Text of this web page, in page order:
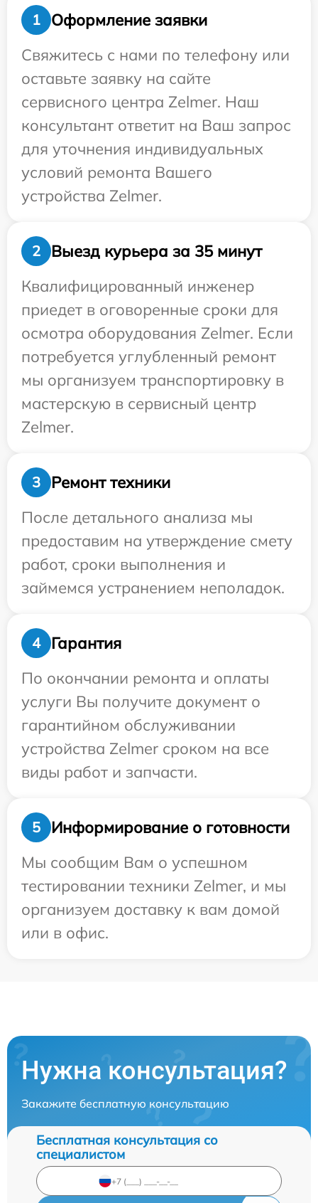
1
Оформление заявки
Свяжитесь с нами по телефону или
оставьте заявку на сайте
сервисного центра Zelmer. Наш
консультант ответит на Ваш запрос
для уточнения индивидуальных
условий ремонта Вашего
устройства Zelmer.
2
Выезд курьера за 35 минут
Квалифицированный инженер
приедет в оговоренные сроки для
осмотра оборудования Zelmer. Если
потребуется углубленный ремонт
мы организуем транспортировку в
мастерскую в сервисный центр
Zelmer.
3
Ремонт техники
После детального анализа мы
предоставим на утверждение смету
работ, сроки выполнения и
займемся устранением неполадок.
4
Гарантия
По окончании ремонта и оплаты
услуги Вы получите документ о
гарантийном обслуживании
устройства Zelmer сроком на все
виды работ и запчасти.
5
Информирование о готовности
Мы сообщим Вам о успешном
тестировании техники Zelmer, и мы
организуем доставку к вам домой
или в офис.
Нужна консультация?
Закажите бесплатную консультацию
Бесплатная консультация со
специалистом